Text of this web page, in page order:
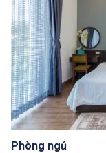
Phòng ngủ